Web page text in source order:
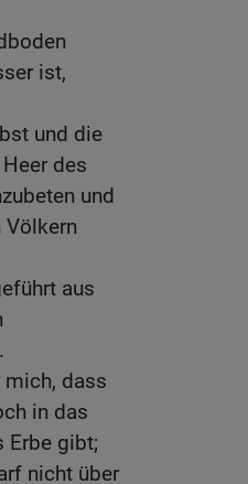
ist,
und die
des
und
Völkern
aus
mich, dass
in das
Erbe gibt;
nicht über